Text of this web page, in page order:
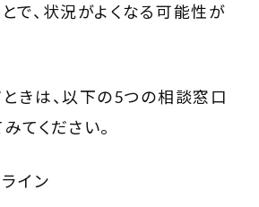
で、状況がよくなる可能性が
きは、以下の5つの相談窓口
てください。
ライン